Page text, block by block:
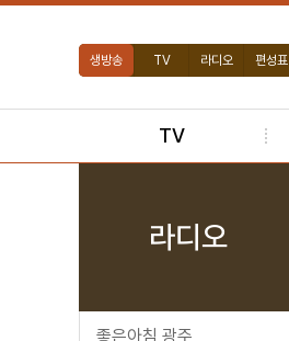
생방송 TV 라디오 편성표
TV
라디오
좋은아침 광주